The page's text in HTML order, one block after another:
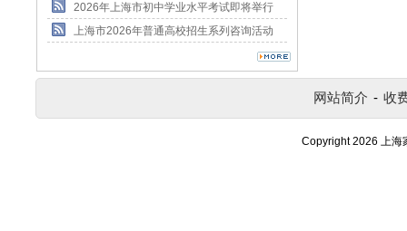
2026年上海市初中学业水平考试即将举行
上海市2026年普通高校招生系列咨询活动
网站简介 - 收
Copyright 2026 上